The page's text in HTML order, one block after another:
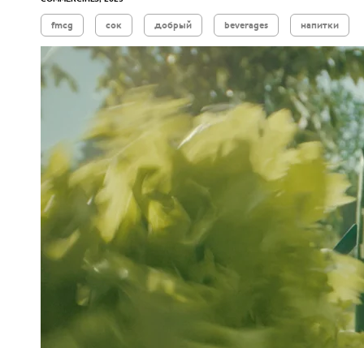
fmcg сок добрый beverages напитки